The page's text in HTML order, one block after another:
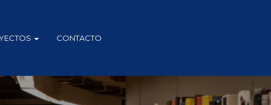
CONTACTO